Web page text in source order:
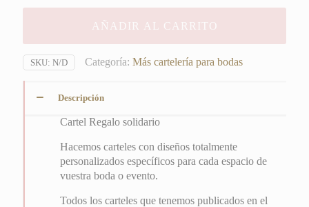
cantidad
AÑADIR AL CARRITO
SKU: N/D Categoría: Más cartelería para bodas
Descripción
Cartel Regalo solidario
Hacemos carteles con diseños totalmente
personalizados específicos para cada espacio de
vuestra boda o evento.
Todos los carteles que tenemos publicados en el